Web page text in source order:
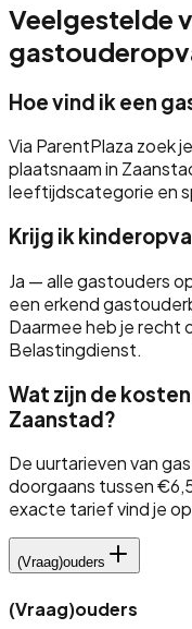
Veelgestelde
Hoe vind ik een
Via ParentPlaza zoek
plaatsnaam in
leeftijdscategorie en
Krijg ik
Ja — alle gastouders
een erkend
Daarmee heb je recht
Belastingdienst.
Wat zijn de
Zaanstad?
De uurtarieven van
doorgaans tussen
exacte tarief vind je
(Vraag)ouders
(Vraag)ouders